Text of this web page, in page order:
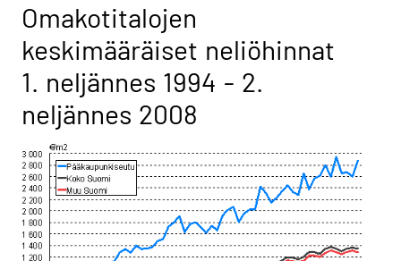
Omakotitalojen
keskimääräiset neliöhinnat
1. neljännes 1994 - 2.
neljännes 2008